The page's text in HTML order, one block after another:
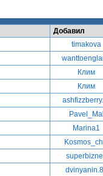
Добавил
timakova
Клим
Клим
Pavel_Mal
Marina1